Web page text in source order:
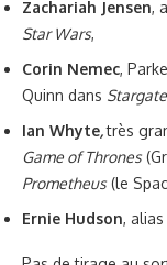
Zachariah Jensen,
Star Wars,
Corin Nemec,
Quinn dans Stargate
Ian Whyte,très
Game of Thrones
Prometheus (le
Ernie Hudson,